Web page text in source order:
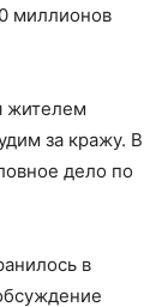
миллионов
жителем
за кражу. В
дело по
в